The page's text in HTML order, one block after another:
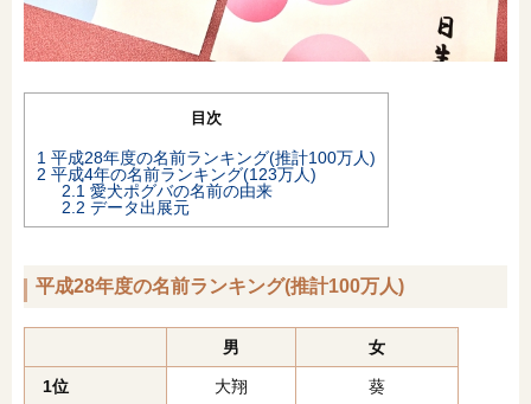
目次
1 平成28年度の名前ランキング(推計100万人)
2 平成4年の名前ランキング(123万人)
2.1 愛犬ポグバの名前の由来
2.2 データ出展元
平成28年度の名前ランキング(推計100万人)
男 女
1位 大翔 葵